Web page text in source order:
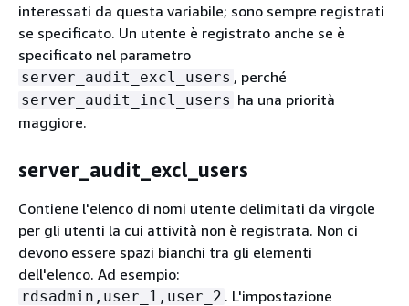
interessati da questa variabile; sono sempre registrati
se specificato. Un utente è registrato anche se è
specificato nel parametro
server_audit_excl_users , perché
server_audit_incl_users ha una priorità
maggiore.
server_audit_excl_users
Contiene l'elenco di nomi utente delimitati da virgole
per gli utenti la cui attività non è registrata. Non ci
devono essere spazi bianchi tra gli elementi
dell'elenco. Ad esempio:
rdsadmin,user_1,user_2 . L'impostazione